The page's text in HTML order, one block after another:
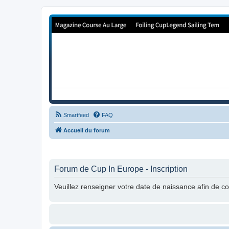
Forum de Cup In Europe
Smartfeed FAQ
Accueil du forum
Forum de Cup In Europe - Inscription
Veuillez renseigner votre date de naissance afin de